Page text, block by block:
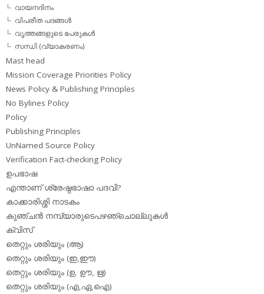
വായനദിനം
വിപരീത പദങ്ങള്‍
വൃത്തങ്ങളുടെ പേരുകള്‍
സന്ധി (വ്യാകരണം)
Mast head
Mission Coverage Priorities Policy
News Policy & Publishing Principles
No Bylines Policy
Policy
Publishing Principles
UnNamed Source Policy
Verification Fact-checking Policy
ഉപഭാഷ
എന്താണ് ശ്രേഷ്ഠഭാഷാ പദവി?
കാക്കാരിശ്ശി നാടകം
കുഞ്ചന്‍ നമ്പ്യാരുടെപഴഞ്ചൊല്ലുകള്‍
ക്വിസ്
തെറ്റും ശരിയും (ആ)
തെറ്റും ശരിയും (ഇ,ഈ)
തെറ്റും ശരിയും (ഉ, ഊ, ഋ)
തെറ്റും ശരിയും (എ,ഏ,ഐ)